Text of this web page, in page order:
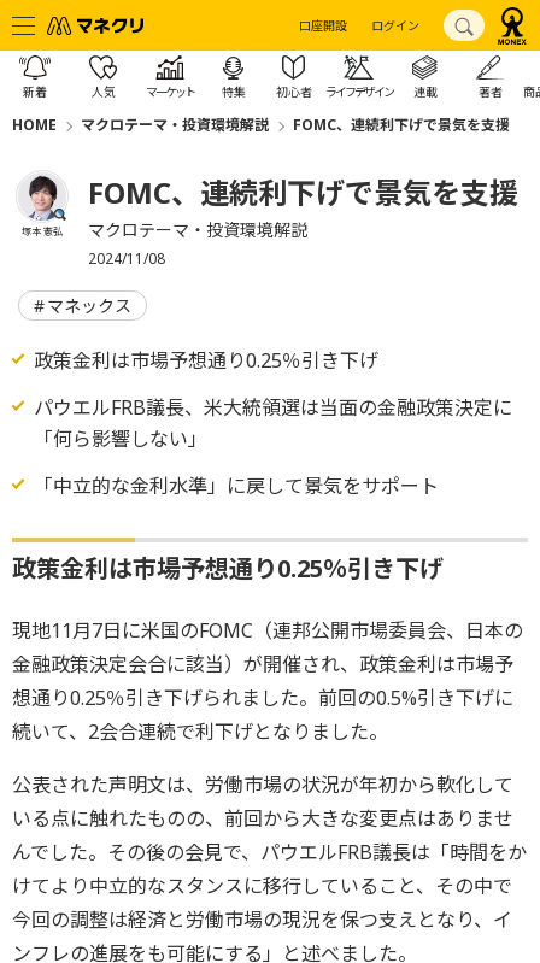
口座開設 ログイン
新着 人気 マーケット 特集 初心者 ライフデザイン 連載 著者 商
HOME マクロテーマ・投資環境解説 FOMC、連続利下げで景気を支援
塚本 憲弘
FOMC、連続利下げで景気を支援
マクロテーマ・投資環境解説
2024/11/08
マネックス
政策金利は市場予想通り0.25％引き下げ
パウエルFRB議長、米大統領選は当面の金融政策決定に
「何ら影響しない」
「中立的な金利水準」に戻して景気をサポート
政策金利は市場予想通り0.25％引き下げ
現地11月7日に米国のFOMC（連邦公開市場委員会、日本の
金融政策決定会合に該当）が開催され、政策金利は市場予
想通り0.25％引き下げられました。前回の0.5%引き下げに
続いて、2会合連続で利下げとなりました。
公表された声明文は、労働市場の状況が年初から軟化して
いる点に触れたものの、前回から大きな変更点はありませ
んでした。その後の会見で、パウエルFRB議長は「時間をか
けてより中立的なスタンスに移行していること、その中で
今回の調整は経済と労働市場の現況を保つ支えとなり、イ
ンフレの進展をも可能にする」と述べました。